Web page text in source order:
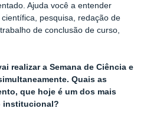
Ajuda você a entender
pesquisa, redação de
de conclusão de curso,
realizar a Semana de Ciência e
Quais as
que hoje é um dos mais
institucional?